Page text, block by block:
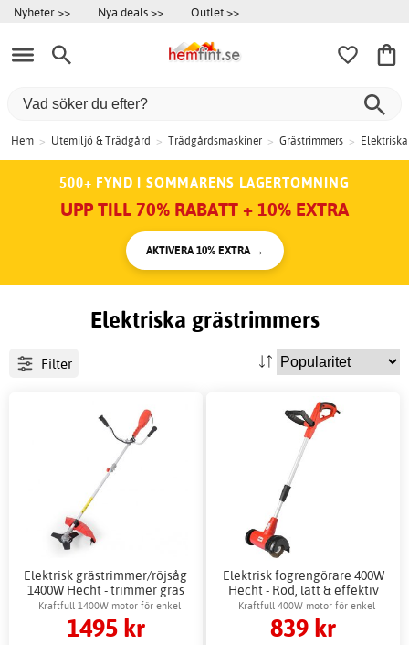
Nyheter >> Nya deals >> Outlet >>
Hem > Utemiljö & Trädgård > Trädgårdsmaskiner > Grästrimmers >
500+ FYND I SOMMARENS LAGERTÖMNING
UPP TILL 70% RABATT + 10% EXTRA
AKTIVERA 10% EXTRA →
Elektriska grästrimmers
Filter
Elektrisk grästrimmer/röjsåg
1400W Hecht - trimmer gräs
effektiv
Kraftfull 1400W motor för enkel
trädgårdsskötsel
1495 kr
Elektrisk fogrengörare 400W
Hecht - Röd, lätt & effektiv
Kraftfull 400W motor för enkel
fogrengöring
839 kr